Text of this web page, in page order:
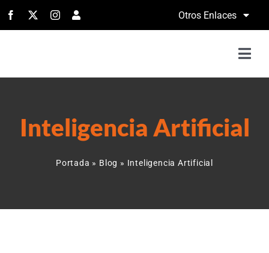
Saltar
Otros Enlaces
Inteligencia Artificial
Portada » Blog » Inteligencia Artificial